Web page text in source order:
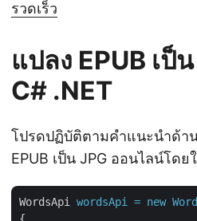
รวดเร็ว
แปลง EPUB เป็
C# .NET
โปรดปฏิบัติตามคำแนะนำด้า
EPUB เป็น JPG ออนไลน์โดย
WordsApi
wordsApi = new